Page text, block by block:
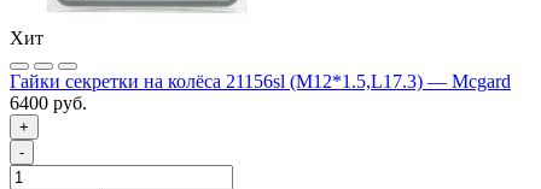
Хит
Гайки секретки на колёса 21156sl (M12*1.5,L17.3) — Mcgard
6400 руб.
+
-